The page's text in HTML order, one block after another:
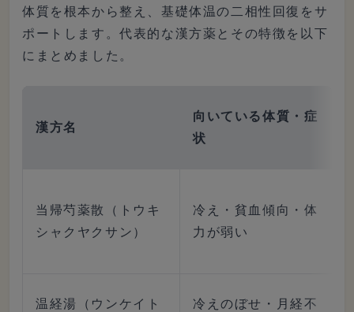
体質を根本から整え、基礎体温の二相性回復をサ
ポートします。代表的な漢方薬とその特徴を以下
にまとめました。
漢方名
向いている体質・症
状
当帰芍薬散（トウキ
シャクヤクサン）
冷え・貧血傾向・体
力が弱い
温経湯（ウンケイト
冷えのぼせ・月経不